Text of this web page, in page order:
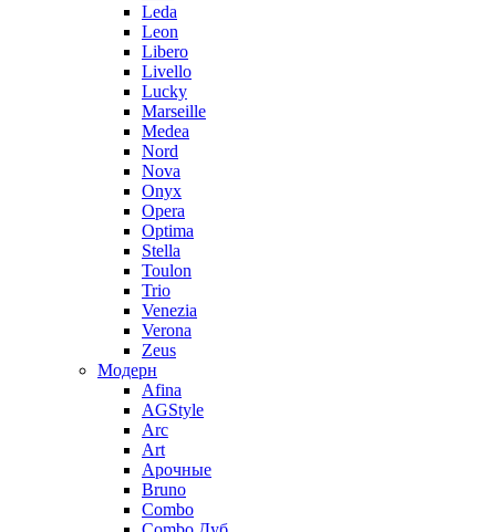
Leda
Leon
Libero
Livello
Lucky
Marseille
Medea
Nord
Nova
Onyx
Opera
Optima
Stella
Toulon
Trio
Venezia
Verona
Zeus
Модерн
Afina
AGStyle
Arc
Art
Aрочные
Bruno
Combo